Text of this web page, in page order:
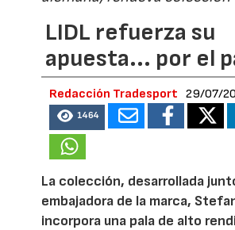
LIDL refuerza su
apuesta... por el
Redacción Tradesport 29/07/
1464
La colección, desarrollada
embajadora de la marca,
incorpora una pala de alto